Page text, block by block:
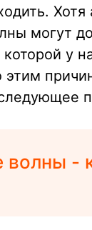
Хотя
могут
у
волны -